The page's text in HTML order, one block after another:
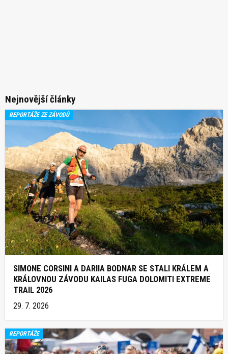
Nejnovější články
REPORTÁŽE ZE ZÁVODŮ
SIMONE CORSINI A DARIIA BODNAR SE STALI KRÁLEM A
KRÁLOVNOU ZÁVODU KAILAS FUGA DOLOMITI EXTREME
TRAIL 2026
29. 7. 2026
REPORTÁŽE